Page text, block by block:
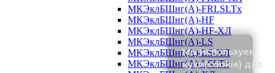
МКЭклБШнг(А)-FRLSLTx
МКЭклБШнг(А)-HF
МКЭклБШнг(А)-HF-ХЛ
МКЭклБШнг(А)-LS
МКЭклБШнг(А)-LS-ХЛ
МКЭклБШнг(А)-LSLTx
Мы используем
куки(cookie) для